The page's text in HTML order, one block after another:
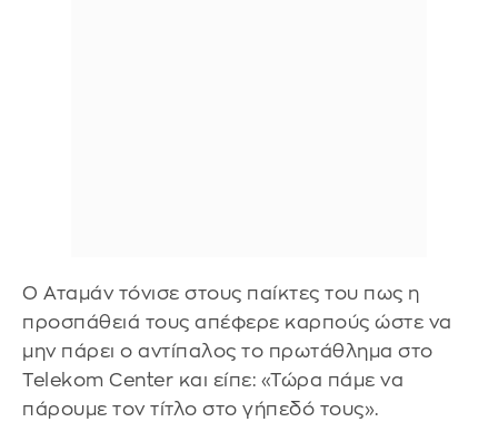
Ο Αταμάν τόνισε στους παίκτες του πως η
προσπάθειά τους απέφερε καρπούς ώστε να
μην πάρει ο αντίπαλος το πρωτάθλημα στο
Telekom Center και είπε: «Τώρα πάμε να
πάρουμε τον τίτλο στο γήπεδό τους».